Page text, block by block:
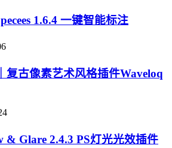
1.6.4 一键智能标注
复古像素艺术风格插件Waveloq
& Glare 2.4.3 PS灯光光效插件